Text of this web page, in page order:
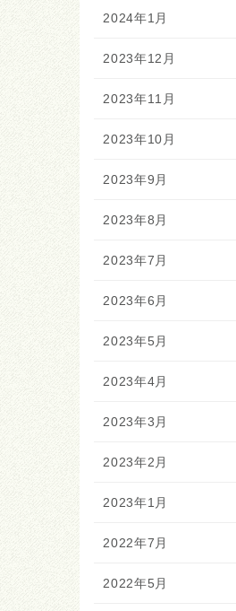
2024年1月
2023年12月
2023年11月
2023年10月
2023年9月
2023年8月
2023年7月
2023年6月
2023年5月
2023年4月
2023年3月
2023年2月
2023年1月
2022年7月
2022年5月